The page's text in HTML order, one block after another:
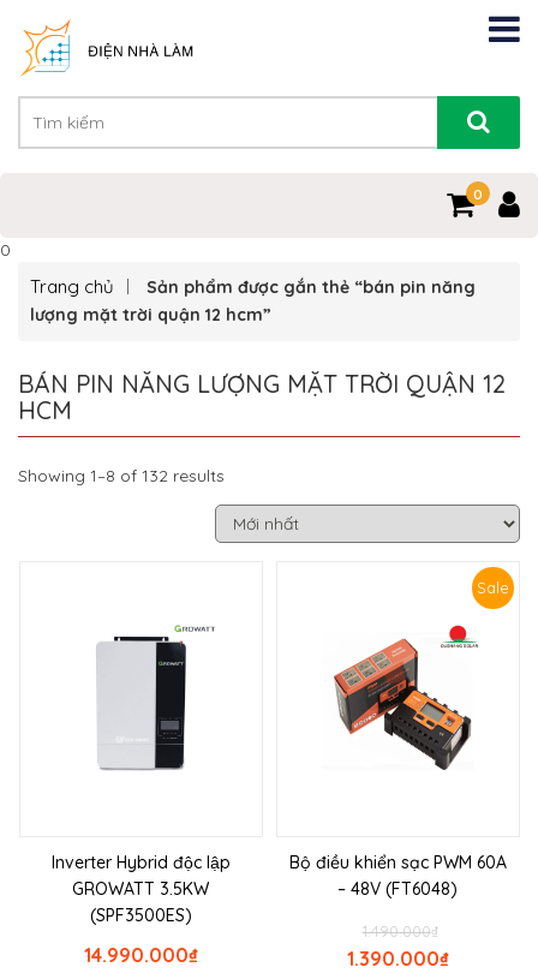
0
0
Trang chủ
Sản phẩm được gắn thẻ “bán pin năng
lượng mặt trời quận 12 hcm”
BÁN PIN NĂNG LƯỢNG MẶT TRỜI QUẬN 12
HCM
Showing 1–8 of 132 results
Inverter Hybrid độc lập
GROWATT 3.5KW
(SPF3500ES)
₫
14.990.000
Sale
Bộ điều khiển sạc PWM 60A
– 48V (FT6048)
₫
1.490.000
₫
1.390.000